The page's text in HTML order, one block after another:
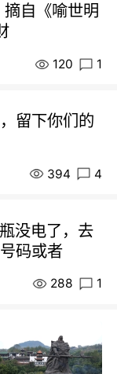
自《喻世明
120 1
留下你们的
394 4
没电了，去
码或者
288 1